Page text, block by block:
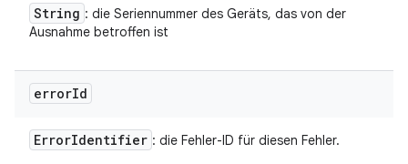
String : die Seriennummer des Geräts, das von der
Ausnahme betroffen ist
errorId
ErrorIdentifier : die Fehler-ID für diesen Fehler.